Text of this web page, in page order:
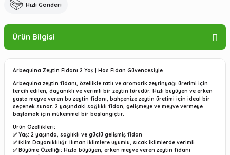
Hızlı Gönderi
Ürün Bilgisi
Arbequina Zeytin Fidanı 2 Yaş | Has Fidan Güvencesiyle
Arbequina zeytin fidanı, özellikle tatlı ve aromatik zeytinyağı üretimi için
tercih edilen, dayanıklı ve verimli bir zeytin türüdür. Hızlı büyüyen ve erken
yaşta meyve veren bu zeytin fidanı, bahçenize zeytin üretimi için ideal bir
seçenek sunar. 2 yaşındaki sağlıklı fidan, gelişmeye ve meyve vermeye
başlamak için mükemmel bir başlangıçtır.
Ürün Özellikleri:
✅Yaş: 2 yaşında, sağlıklı ve güçlü gelişmiş fidan
✅İklim Dayanıklılığı: Ilıman iklimlere uyumlu, sıcak iklimlerde verimli
✅Büyüme Özelliği: Hızla büyüyen, erken meyve veren zeytin fidanı